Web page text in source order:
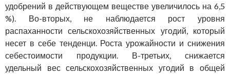
удобрений в действующем веществе увеличилось на 6,5
%). Во-вторых, не наблюдается рост уровня
распаханности сельскохозяйственных угодий, который
несет в себе тенденци. Роста урожайности и снижения
себестоимости продукции. В-третьих, снижается
удельный вес сельскохозяйственных угодий в общей